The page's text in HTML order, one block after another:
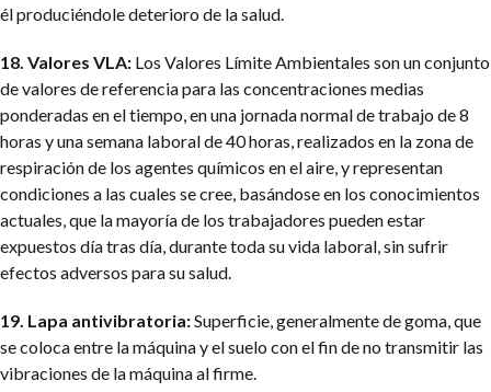
él produciéndole deterioro de la salud.
18. Valores VLA: Los Valores Límite Ambientales son un conjunto
de valores de referencia para las concentraciones medias
ponderadas en el tiempo, en una jornada normal de trabajo de 8
horas y una semana laboral de 40 horas, realizados en la zona de
respiración de los agentes químicos en el aire, y representan
condiciones a las cuales se cree, basándose en los conocimientos
actuales, que la mayoría de los trabajadores pueden estar
expuestos día tras día, durante toda su vida laboral, sin sufrir
efectos adversos para su salud.
19. Lapa antivibratoria:Superficie, generalmente de goma, que
se coloca entre la máquina y el suelo con el fin de no transmitir las
vibraciones de la máquina al firme.